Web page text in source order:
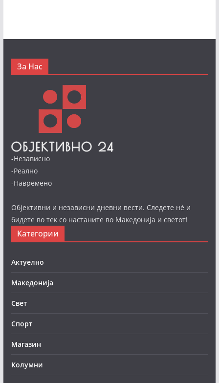
За Нас
-Независно
-Реално
-Навремено
Објективни и независни дневни вести. Следете нè и
бидете во тек со настаните во Македонија и светот!
Категории
Актуелно
Македонија
Свет
Спорт
Магазин
Колумни